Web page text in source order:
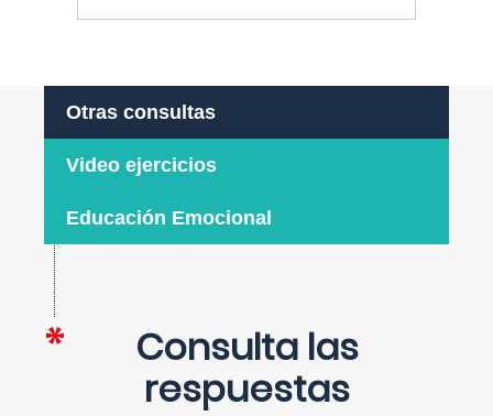
Otras consultas
Video ejercicios
Educación Emocional
Consulta las
respuestas